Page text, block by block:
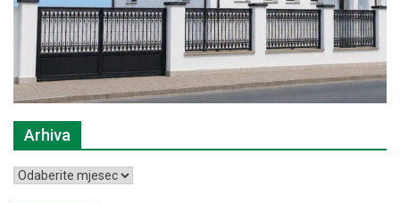
Arhiva
Arhiva